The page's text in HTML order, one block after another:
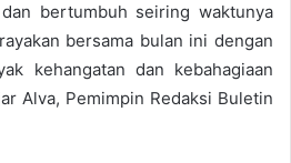
bertumbuh seiring waktunya
bersama bulan ini dengan
kehangatan dan kebahagiaan
Alva, Pemimpin Redaksi Buletin